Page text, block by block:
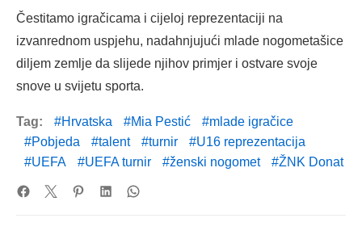
Čestitamo igračicama i cijeloj reprezentaciji na
izvanrednom uspjehu, nadahnjujući mlade nogometašice
diljem zemlje da slijede njihov primjer i ostvare svoje
snove u svijetu sporta.
Tag: Hrvatska Mia Pestić
mlade igračice
Pobjeda
talent turnir
U16 reprezentacija
UEFA
UEFA turnir ženski nogomet ŽNK Donat